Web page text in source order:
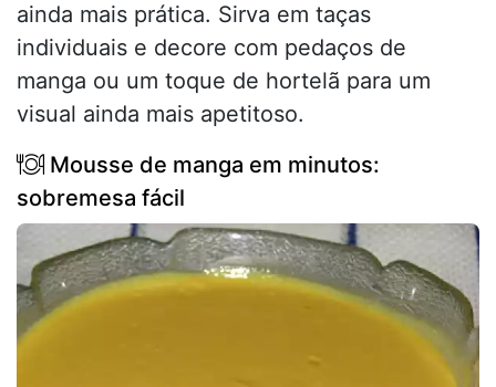
ainda mais prática. Sirva em taças
individuais e decore com pedaços de
manga ou um toque de hortelã para um
visual ainda mais apetitoso.
Mousse de manga em minutos:
sobremesa fácil